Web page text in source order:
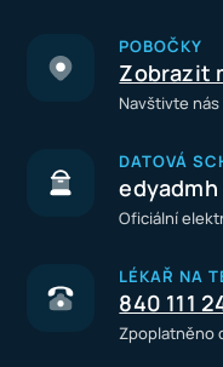
POBOČKY
Zobrazit
Navštivte nás
DATOVÁ
edyadmh
Oficiální
LÉKAŘ NA
840 111
Zpoplatněno